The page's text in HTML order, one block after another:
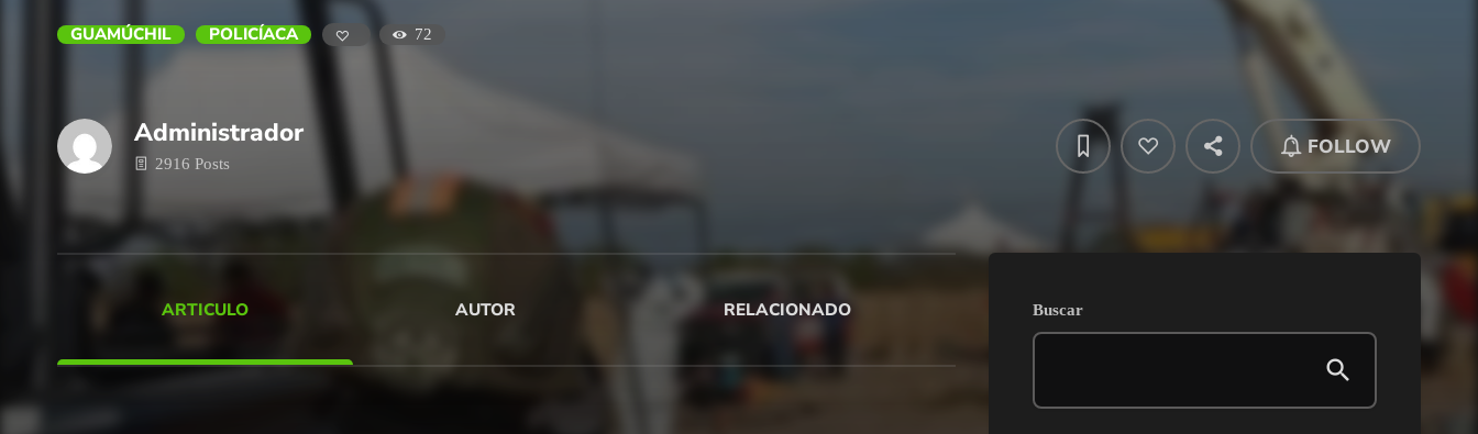
GUAMÚCHIL POLICÍACA 72
Administrador
2916 Posts
FOLLOW
ARTICULO AUTOR RELACIONADO Buscar